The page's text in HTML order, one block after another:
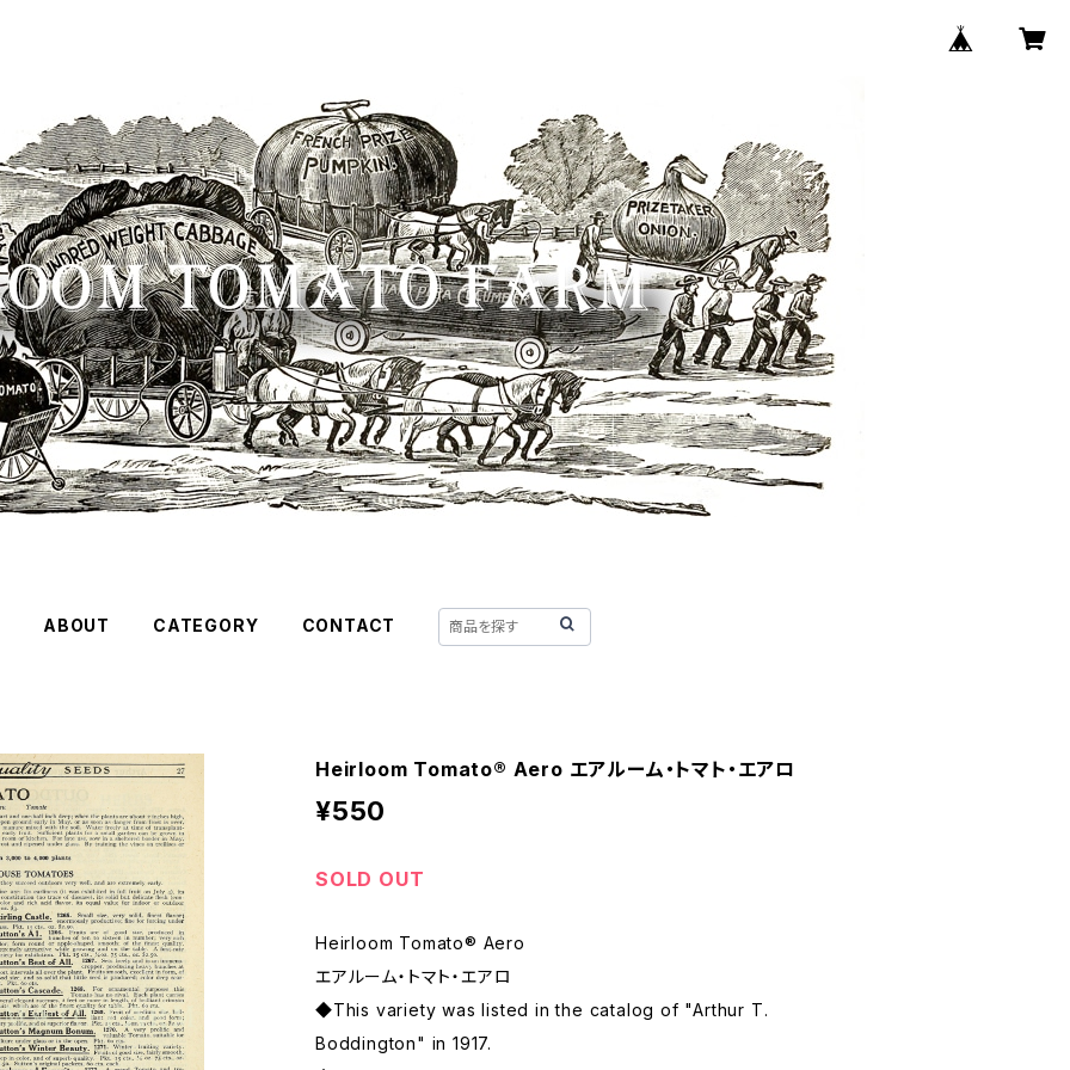
ABOUT CATEGORY CONTACT
Heirloom Tomato® Aero エアルーム・トマト・エアロ
¥550
SOLD OUT
Heirloom Tomato® Aero
エアルーム・トマト・エアロ
◆This variety was listed in the catalog of "Arthur T.
Boddington" in 1917.